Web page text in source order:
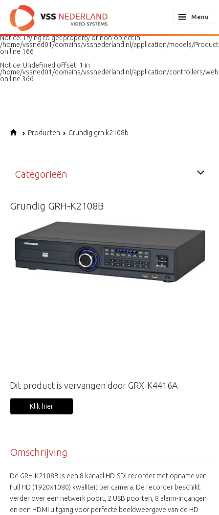
Notice: Undefined variable: page in
/home/vssned01/domains/vssnederland.nl/application/models/
on line
187
Notice: Trying to get property of non-object in
/home/vssned01/domains/vssnederland.nl/application/models/
on line 166
Notice: Undefined offset: 1 in
/home/vssned01/domains/vssnederland.nl/application/controllers/
on line 366
Menu
Producten Grundig grh k2108b
Categorieën
Grundig GRH-K2108B
Dit product is vervangen door GRX-K4416A
Klik hier
Omschrijving
De GRH-K2108B is een 8 kanaal HD-SDI recorder met opname van
Full HD (1920x1080) kwaliteit per camera. De recorder beschikt
verder over een netwerk poort, 2 USB poorten, 8 alarm-ingangen
en een HDMI uitgang voor perfecte beeldweergave van de HD